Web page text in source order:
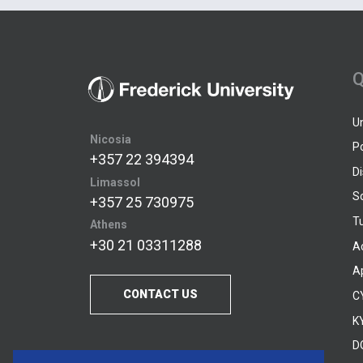
Nicosia
+357 22 394394
Limassol
+357 25 730975
Athens
+30 21 03311288
CONTACT US